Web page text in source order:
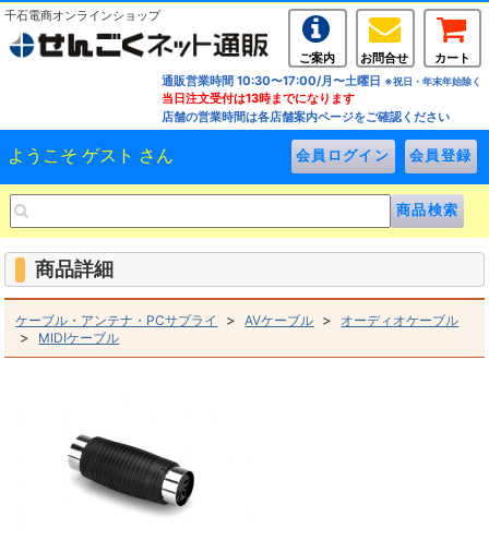
千石電商オンラインショップ
ご案内 お問合せ
カート
通販営業時間 10:30〜17:00/月〜土曜日 ※祝日・年末年始除く
当日注文受付は13時までになります
店舗の営業時間は各店舗案内ページをご確認ください
ようこそ ゲスト さん
商品詳細
ケーブル・アンテナ・PCサプライ >AVケーブル > オーディオケーブル
> MIDIケーブル